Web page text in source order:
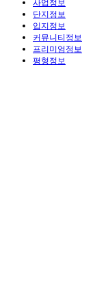
사업정보
단지정보
입지정보
커뮤니티정보
프리미엄정보
평형정보